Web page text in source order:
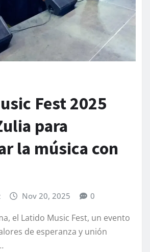
Fest 2025
para
la música con
Nov 20, 2025 0
el Latido Music Fest, un evento
de esperanza y unión